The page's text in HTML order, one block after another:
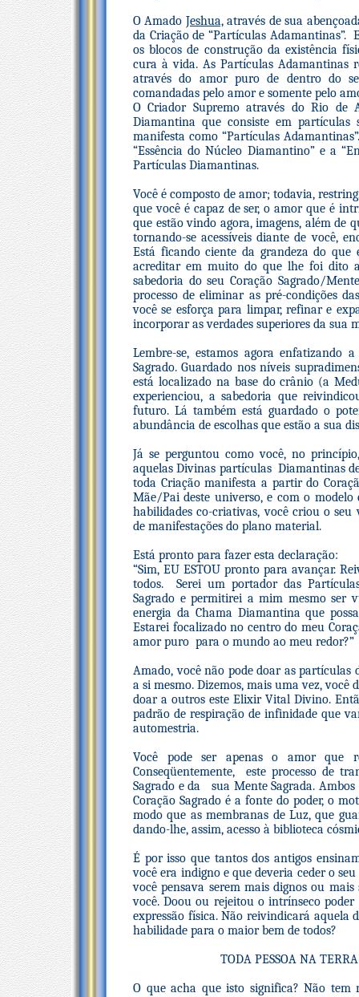
O Amado Jeshua,através de sua
da Criação de “Partículas Adamantinas”.
os blocos de construção da existência
cura à vida. As Partículas Adamantinas
através do amor puro de dentro do
comandadas pelo amor e somente pelo
O Criador Supremo através do Rio de
Diamantina que consiste em partículas
manifesta como “Partículas
“Essência do Núcleo Diamantino” e a
Partículas Diamantinas.
Você é composto de amor; todavia,
que você é capaz de ser, o amor que é
que estão vindo agora, imagens, além de
tornando-se acessíveis diante de você,
Está ficando ciente da grandeza do
acreditar em muito do que lhe foi dito
sabedoria do seu Coração Sagrado/
processo de eliminar as pré-condições
você se esforça para limpar, refinar e
incorporar as verdades superiores da sua
Lembre-se, estamos agora enfatizando
Sagrado. Guardado nos níveis
está localizado na base do crânio (a
experienciou, a sabedoria que
futuro. Lá também está guardado o
abundância de escolhas que estão a sua
Já se perguntou como você, no
aquelas Divinas partículas Diamantinas
toda Criação manifesta a partir do
Mãe/Pai deste universo, e com o
habilidades co-criativas, você criou o
de manifestações do plano material.
Está pronto para fazer esta declaração:
“Sim, EU ESTOU pronto para avançar.
todos. Serei um portador das
Sagrado e permitirei a mim mesmo ser
energia da Chama Diamantina que
Estarei focalizado no centro do meu
amor puro para o mundo ao meu redor?”
Amado, você não pode doar as
a si mesmo. Dizemos, mais uma vez,
doar a outros este Elixir Vital Divino.
padrão de respiração de infinidade que
automestria.
Você pode ser apenas o amor que
Conseqüentemente, este processo de
Sagrado e da sua Mente Sagrada.
Coração Sagrado é a fonte do poder, o
modo que as membranas de Luz, que
dando-lhe, assim, acesso à biblioteca
É por isso que tantos dos antigos
você era indigno e que deveria ceder o
você pensava serem mais dignos ou
você. Doou ou rejeitou o intrínseco
expressão física. Não reivindicará
habilidade para o maior bem de todos?
TODA PESSOA NA
O que acha que isto significa? Não